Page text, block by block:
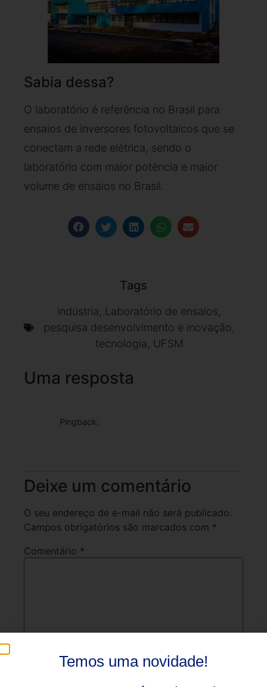
Sabia dessa?
O laboratório é referência no Brasil para
ensaios de inversores fotovoltaicos que se
conectam a rede elétrica, sendo o
laboratório com maior potência e maior
volume de ensaios no Brasil.
Tags
indústria, Laboratório de ensaios,
pesquisa desenvolvimento e inovação,
tecnologia, UFSM
Uma resposta
Pingback:
Deixe um comentário
O seu endereço de e-mail não será publicado.
Campos obrigatórios são marcados com *
Comentário *
Temos uma novidade!